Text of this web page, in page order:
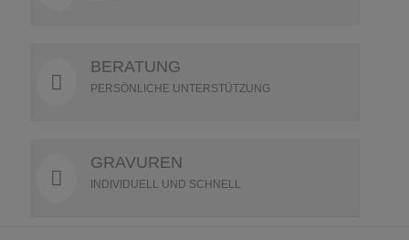
BERATUNG
PERSÖNLICHE UNTERSTÜTZUNG
GRAVUREN
INDIVIDUELL UND SCHNELL